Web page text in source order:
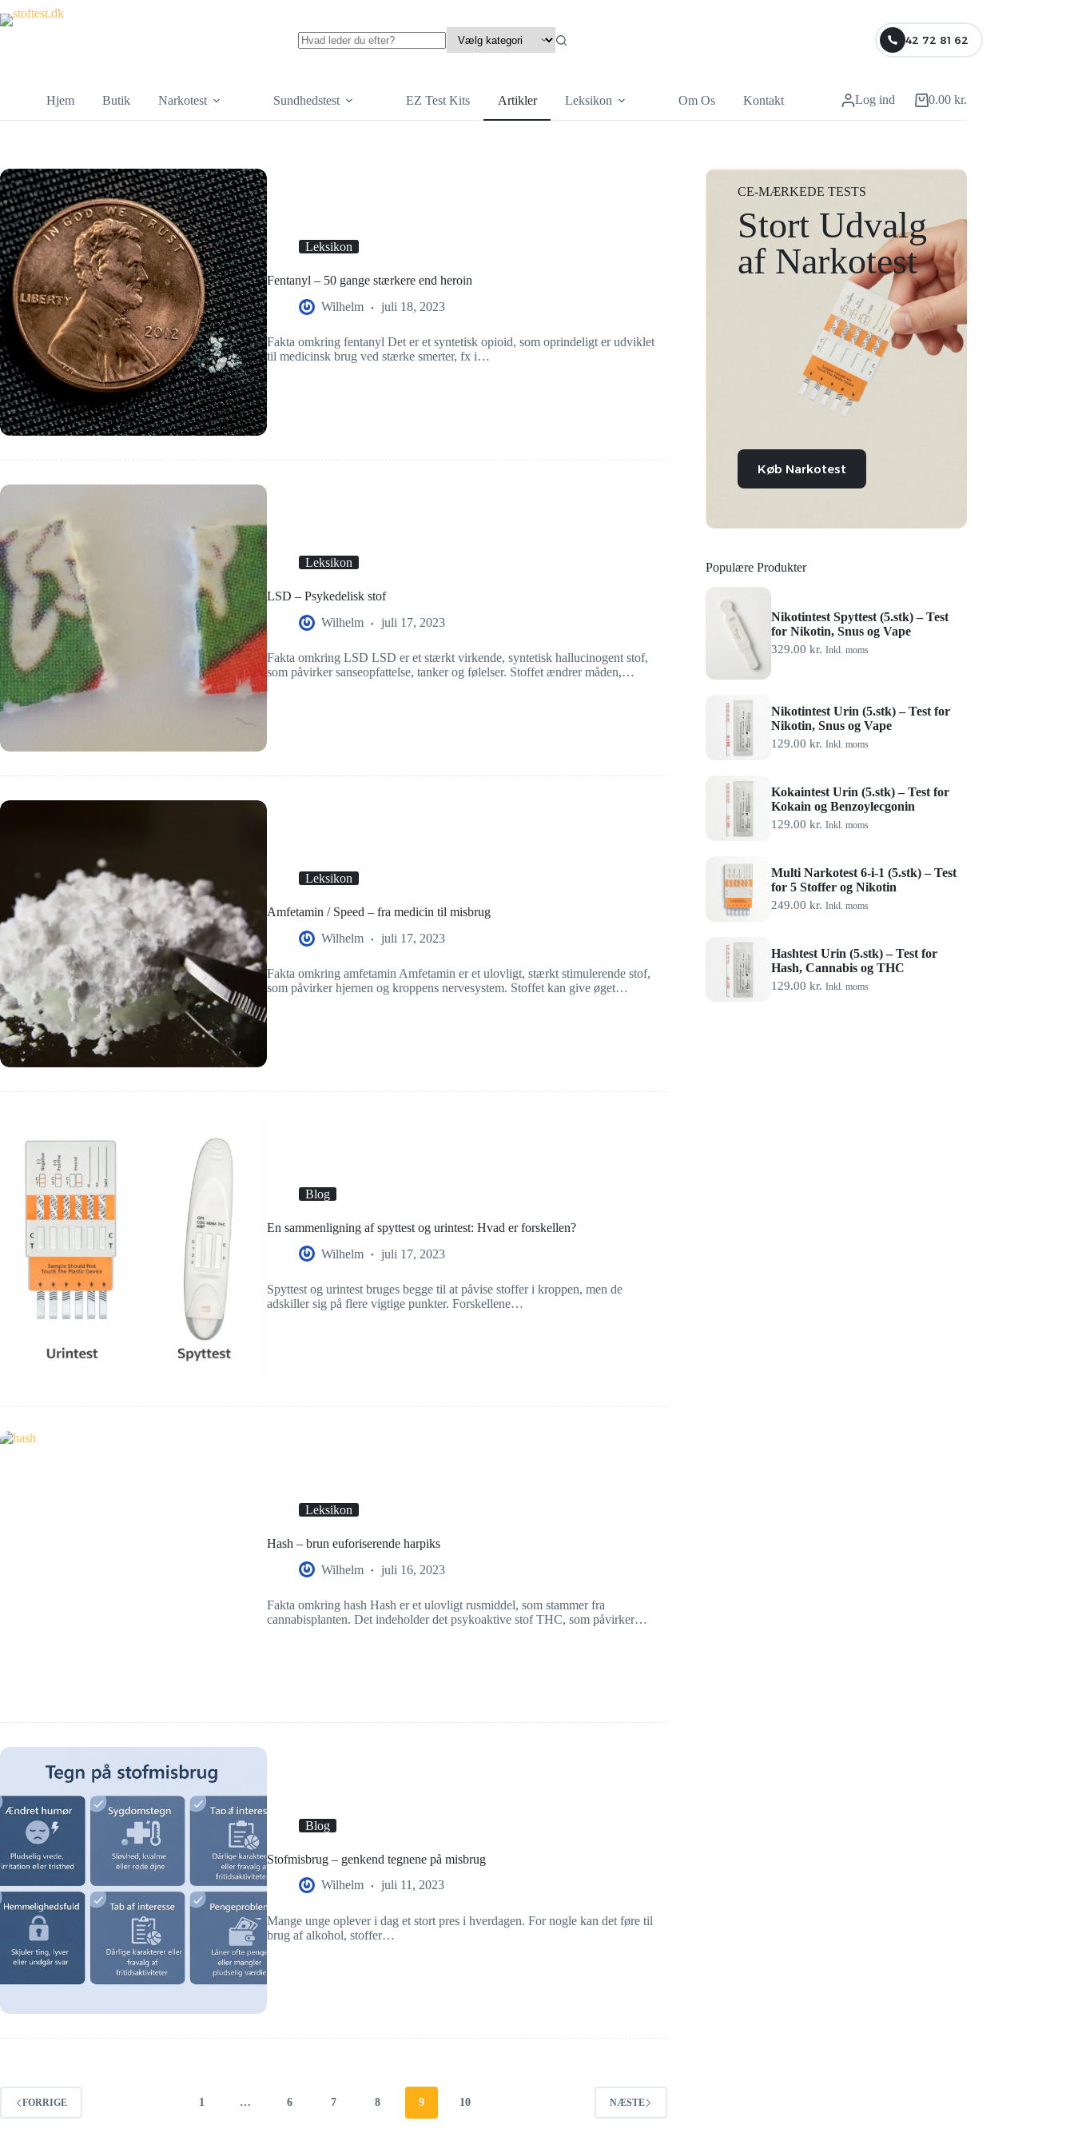
42 72 81 62
Hjem Butik Narkotest Sundhedstest EZ Test Kits Artikler Leksikon Om Os Kontakt Log ind 0.00 kr.
Leksikon
Fentanyl – 50 gange stærkere end heroin
Wilhelm
juli 18, 2023
Fakta omkring fentanyl Det er et syntetisk opioid, som oprindeligt er udviklet
til medicinsk brug ved stærke smerter, fx i…
Leksikon
LSD – Psykedelisk stof
Wilhelm
juli 17, 2023
Fakta omkring LSD LSD er et stærkt virkende, syntetisk hallucinogent stof,
som påvirker sanseopfattelse, tanker og følelser. Stoffet ændrer måden,…
Leksikon
Amfetamin / Speed – fra medicin til misbrug
Wilhelm
juli 17, 2023
Fakta omkring amfetamin Amfetamin er et ulovligt, stærkt stimulerende stof,
som påvirker hjernen og kroppens nervesystem. Stoffet kan give øget…
Blog
En sammenligning af spyttest og urintest: Hvad er forskellen?
Wilhelm
juli 17, 2023
Spyttest og urintest bruges begge til at påvise stoffer i kroppen, men de
adskiller sig på flere vigtige punkter. Forskellene…
Leksikon
Hash – brun euforiserende harpiks
Wilhelm
juli 16, 2023
Fakta omkring hash Hash er et ulovligt rusmiddel, som stammer fra
cannabisplanten. Det indeholder det psykoaktive stof THC, som påvirker…
Blog
Stofmisbrug – genkend tegnene på misbrug
Wilhelm
juli 11, 2023
Mange unge oplever i dag et stort pres i hverdagen. For nogle kan det føre til
brug af alkohol, stoffer…
FORRIGE 1 … 6 7 8 9 10 NÆSTE
CE-MÆRKEDE TESTS
Stort Udvalg
af Narkotest
Køb Narkotest
Populære Produkter
Nikotintest Spyttest (5.stk) – Test
for Nikotin, Snus og Vape
329.00 kr. Inkl. moms
Nikotintest Urin (5.stk) – Test for
Nikotin, Snus og Vape
129.00 kr. Inkl. moms
Kokaintest Urin (5.stk) – Test for
Kokain og Benzoylecgonin
129.00 kr. Inkl. moms
Multi Narkotest 6-i-1 (5.stk) – Test
for 5 Stoffer og Nikotin
249.00 kr. Inkl. moms
Hashtest Urin (5.stk) – Test for
Hash, Cannabis og THC
129.00 kr. Inkl. moms